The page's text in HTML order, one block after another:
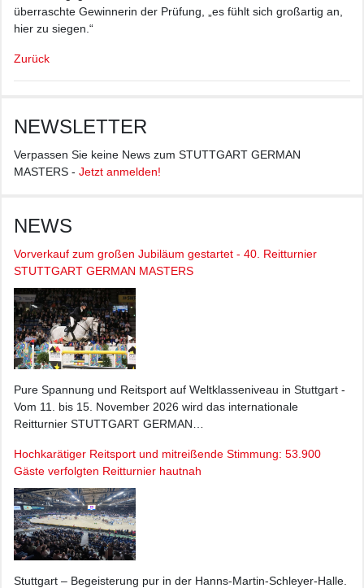
überraschte Gewinnerin der Prüfung, „es fühlt sich großartig an,
hier zu siegen.“
Zurück
NEWSLETTER
Verpassen Sie keine News zum STUTTGART GERMAN
MASTERS - Jetzt anmelden!
NEWS
Vorverkauf zum großen Jubiläum gestartet - 40. Reitturnier
STUTTGART GERMAN MASTERS
Pure Spannung und Reitsport auf Weltklasseniveau in Stuttgart -
Vom 11. bis 15. November 2026 wird das internationale
Reitturnier STUTTGART GERMAN…
Hochkarätiger Reitsport und mitreißende Stimmung: 53.900
Gäste verfolgten Reitturnier hautnah
Stuttgart – Begeisterung pur in der Hanns-Martin-Schleyer-Halle.